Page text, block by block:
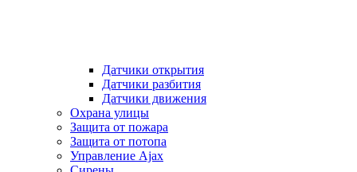
Датчики открытия
Датчики разбития
Датчики движения
Охрана улицы
Защита от пожара
Защита от потопа
Управление Ajax